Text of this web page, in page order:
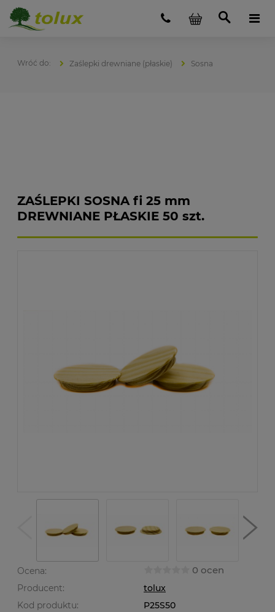
Zaślepki drewniane (płaskie) Sosna
ZAŚLEPKI SOSNA fi 25 mm
DREWNIANE PŁASKIE 50 szt.
Ocena: 0 ocen
Producent:
tolux
Kod produktu:
P25S50